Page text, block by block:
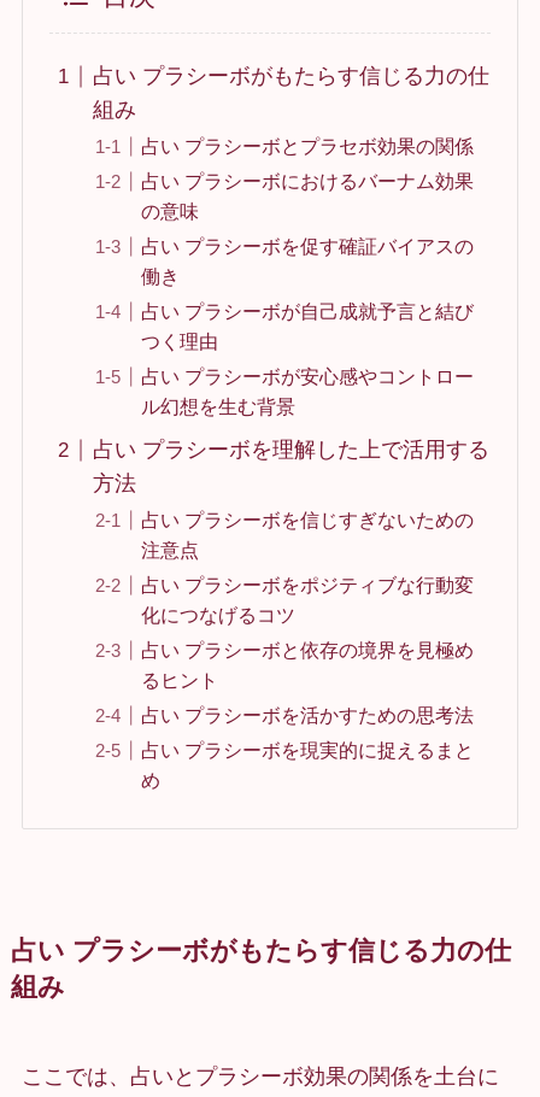
占い プラシーボがもたらす信じる力の仕
組み
占い プラシーボとプラセボ効果の関係
占い プラシーボにおけるバーナム効果
の意味
占い プラシーボを促す確証バイアスの
働き
占い プラシーボが自己成就予言と結び
つく理由
占い プラシーボが安心感やコントロー
ル幻想を生む背景
占い プラシーボを理解した上で活用する
方法
占い プラシーボを信じすぎないための
注意点
占い プラシーボをポジティブな行動変
化につなげるコツ
占い プラシーボと依存の境界を見極め
るヒント
占い プラシーボを活かすための思考法
占い プラシーボを現実的に捉えるまと
め
占い プラシーボがもたらす信じる力の仕
組み
ここでは、占いとプラシーボ効果の関係を土台に